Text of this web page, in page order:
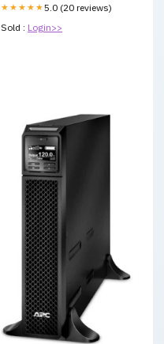
★★★★★5.0 (20 reviews)
Sold : Login>>